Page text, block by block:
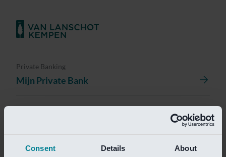
Consent Details About
Private Banking
Mijn Private Bank
Investment Banking